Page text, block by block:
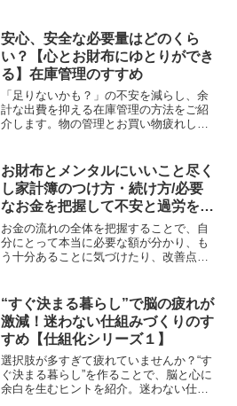
き」を減らしてみませんか。
安心、安全な必要量はどのくら
い？【心とお財布にゆとりができ
る】在庫管理のすすめ
「足りないかも？」の不安を減らし、余
計な出費を抑える在庫管理の方法をご紹
介します。物の管理とお買い物疲れして
お財布とメンタルにいいこと尽く
し家計簿のつけ方・続け方/必要
なお金を把握して不安と過労を減
らす家計管理のすすめ
お金の流れの全体を把握することで、自
分にとって本当に必要な額が分かり、も
う十分あることに気づけたり、改善点が
ので、約20年形を変えつつずっと続けて
いる私なりの手書きで続けられるシンプ
ルな家計簿の付け方をご紹介します。
“すぐ決まる暮らし”で脳の疲れが
激減！迷わない仕組みづくりのす
すめ【仕組化シリーズ１】
選択肢が多すぎて疲れていませんか？“す
ぐ決まる暮らし”を作ることで、脳と心に
余白を生むヒントを紹介。迷わない仕組